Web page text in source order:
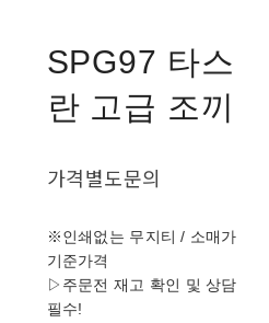
SPG97 타스
란 고급 조끼
가격별도문의
※인쇄없는 무지티 / 소매가
기준가격
▷주문전 재고 확인 및 상담
필수!